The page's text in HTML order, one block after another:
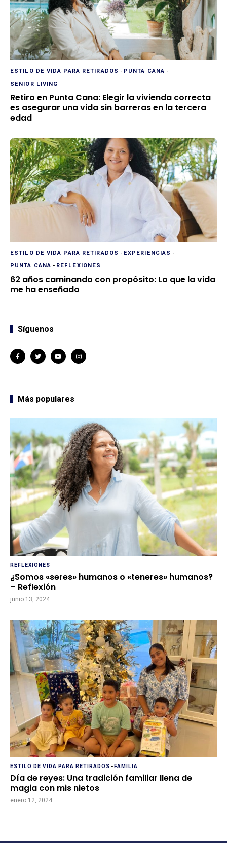
ESTILO DE VIDA PARA RETIRADOS - PUNTA CANA -
SENIOR LIVING
Retiro en Punta Cana: Elegir la vivienda correcta
es asegurar una vida sin barreras en la tercera
edad
ESTILO DE VIDA PARA RETIRADOS - EXPERIENCIAS -
PUNTA CANA - REFLEXIONES
62 años caminando con propósito: Lo que la vida
me ha enseñado
Síguenos
Más populares
REFLEXIONES
¿Somos «seres» humanos o «teneres» humanos?
– Reflexión
junio 13, 2024
ESTILO DE VIDA PARA RETIRADOS -FAMILIA
Día de reyes: Una tradición familiar llena de
magia con mis nietos
enero 12, 2024